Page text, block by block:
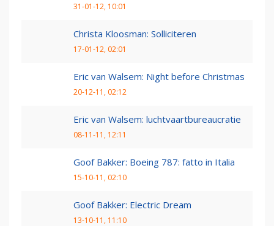
31-01-12, 10:01
Christa Kloosman: Solliciteren
17-01-12, 02:01
Eric van Walsem: Night before Christmas
20-12-11, 02:12
Eric van Walsem: luchtvaartbureaucratie
08-11-11, 12:11
Goof Bakker: Boeing 787: fatto in Italia
15-10-11, 02:10
Goof Bakker: Electric Dream
13-10-11, 11:10